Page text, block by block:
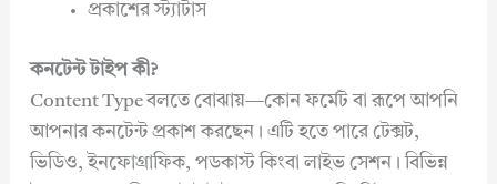
প্রকাশের স্ট্যাটাস
কনটেন্ট টাইপ কী?
Content Type বলতে বোঝায়—কোন ফর্মেট বা রূপে আপনি
আপনার কনটেন্ট প্রকাশ করছেন। এটি হতে পারে টেক্সট,
ভিডিও, ইনফোগ্রাফিক, পডকাস্ট কিংবা লাইভ সেশন। বিভিন্ন